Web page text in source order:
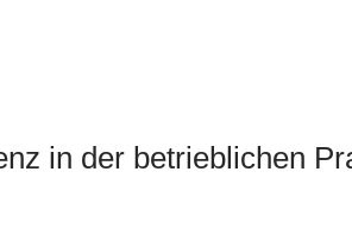
in der betrieblichen